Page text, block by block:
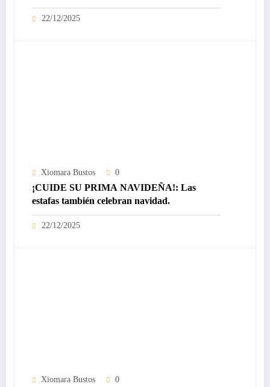
certificado Nivel IV de ICREA
22/12/2025
Xiomara Bustos 0
¡CUIDE SU PRIMA NAVIDEÑA!: Las
estafas también celebran navidad.
22/12/2025
Xiomara Bustos 0